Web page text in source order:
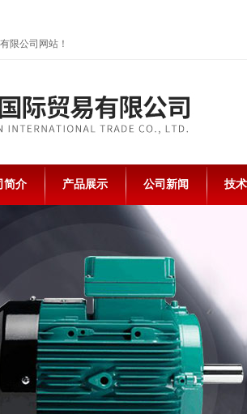
限公司网站！
简介 产品展示 公司新闻 技